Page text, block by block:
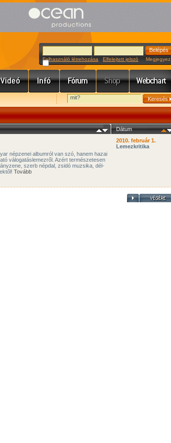
Felhasználó létrehozása Elfelejtett jelszó Megjegyez
Dátum
népzenei albumról van szó, hanem hazai
válogatáslemezről. Azért természetesen
szerb népdal, zsidó muzsika, dél-
Tovább
2010. február 1.
Lemezkritika